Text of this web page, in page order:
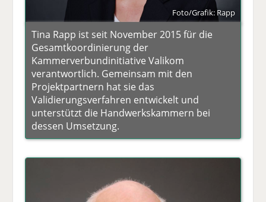
Foto/Grafik: Rapp
Tina Rapp ist seit November 2015 für die
Gesamtkoordinierung der
Kammerverbundinitiative Valikom
verantwortlich. Gemeinsam mit den
Projektpartnern hat sie das
Validierungsverfahren entwickelt und
unterstützt die Handwerkskammern bei
dessen Umsetzung.